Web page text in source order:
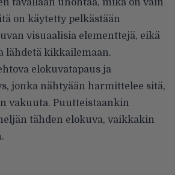
on käytetty pelkästään
visuaalisia elementtejä, eikä
lähdetä kikkailemaan.
elokuvatapaus ja
jonka nähtyään harmittelee sitä,
vakuuta. Puutteistaankin
tähden elokuva, vaikkakin